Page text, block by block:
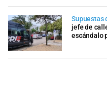
Supuestas
jefe de
escándalo